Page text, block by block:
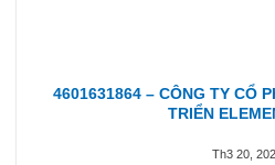
4601631864 – CÔNG TY CỔ
TRIỂN
Th3 20,